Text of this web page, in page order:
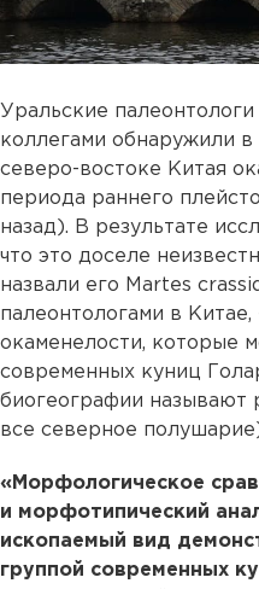
Уральские
коллегами обнаружили
северо-востоке Китая
периода раннего
назад). В результате
что это доселе
назвали его Martes
палеонтологами в
окаменелости, которые
современных куниц
биогеографии называют
все северное
«Морфологическое
и морфотипический
ископаемый вид
группой современных